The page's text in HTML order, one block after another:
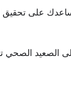
على تحقيق
الصعيد الصحي